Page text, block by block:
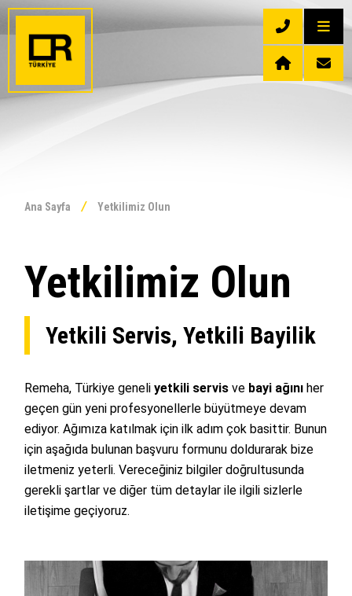
Ana Sayfa / Yetkilimiz Olun
Yetkilimiz Olun
Yetkili Servis, Yetkili Bayilik
Remeha, Türkiye geneliyetkili servis ve bayi ağını her
geçen gün yeni profesyonellerle büyütmeye devam
ediyor. Ağımıza katılmak için ilk adım çok basittir. Bunun
için aşağıda bulunan başvuru formunu doldurarak bize
iletmeniz yeterli. Vereceğiniz bilgiler doğrultusunda
gerekli şartlar ve diğer tüm detaylar ile ilgili sizlerle
iletişime geçiyoruz.